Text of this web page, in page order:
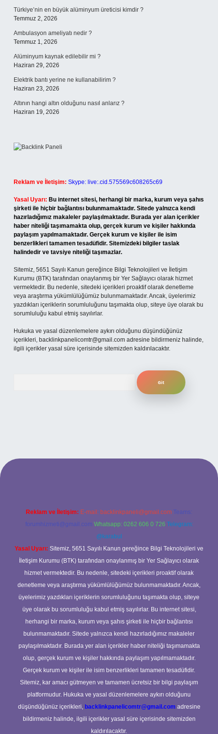
Türkiye’nin en büyük alüminyum üreticisi kimdir ?
Temmuz 2, 2026
Ambulasyon ameliyatı nedir ?
Temmuz 1, 2026
Alüminyum kaynak edilebilir mi ?
Haziran 29, 2026
Elektrik bantı yerine ne kullanabilirim ?
Haziran 23, 2026
Altının hangi altın olduğunu nasıl anlarız ?
Haziran 19, 2026
Reklam ve İletişim: Skype: live:.cid.575569c608265c69
Yasal Uyarı: Bu internet sitesi, herhangi bir marka, kurum veya şahıs
şirketi ile hiçbir bağlantısı bulunmamaktadır. Sitede yalnızca kendi
hazırladığımız makaleler paylaşılmaktadır. Burada yer alan içerikler
haber niteliği taşımamakta olup, gerçek kurum ve kişiler hakkında
paylaşım yapılmamaktadır. Gerçek kurum ve kişiler ile isim
benzerlikleri tamamen tesadüfidir. Sitemizdeki bilgiler taslak
halindedir ve tavsiye niteliği taşımazlar.
Sitemiz, 5651 Sayılı Kanun gereğince Bilgi Teknolojileri ve İletişim
Kurumu (BTK) tarafından onaylanmış bir Yer Sağlayıcı olarak hizmet
vermektedir. Bu nedenle, sitedeki içerikleri proaktif olarak denetleme
veya araştırma yükümlülüğümüz bulunmamaktadır. Ancak, üyelerimiz
yazdıkları içeriklerin sorumluluğunu taşımakta olup, siteye üye olarak bu
sorumluluğu kabul etmiş sayılırlar.
Hukuka ve yasal düzenlemelere aykırı olduğunu düşündüğünüz
içerikleri, backlinkpanelicomtr@gmail.com adresine bildirmeniz halinde,
ilgili içerikler yasal süre içerisinde sitemizden kaldırılacaktır.
Reklam ve İletişim: E-mail: backlinkpaneli@gmail.com Teams:
forumhizmeti@gmail.com Whatsapp: 0262 606 0 726 Telegram:
@karabul
Yasal Uyarı: Sitemiz, 5651 Sayılı Kanun gereğince Bilgi Teknolojileri ve
İletişim Kurumu (BTK) tarafından onaylanmış bir Yer Sağlayıcı olarak
hizmet vermektedir. Bu nedenle, sitedeki içerikleri proaktif olarak
denetleme veya araştırma yükümlülüğümüz bulunmamaktadır. Ancak,
üyelerimiz yazdıkları içeriklerin sorumluluğunu taşımakta olup, siteye
üye olarak bu sorumluluğu kabul etmiş sayılırlar. Bu internet sitesi,
herhangi bir marka, kurum veya şahıs şirketi ile hiçbir bağlantısı
bulunmamaktadır. Sitede yalnızca kendi hazırladığımız makaleler
paylaşılmaktadır. Burada yer alan içerikler haber niteliği taşımamakta
olup, gerçek kurum ve kişiler hakkında paylaşım yapılmamaktadır.
Gerçek kurum ve kişiler ile isim benzerlikleri tamamen tesadüfidir.
Sitemiz, kar amacı gütmeyen ve tamamen ücretsiz bir bilgi paylaşım
platformudur. Hukuka ve yasal düzenlemelere aykırı olduğunu
düşündüğünüz içerikleri, backlinkpanelicomtr@gmail.com adresine
bildirmeniz halinde, ilgili içerikler yasal süre içerisinde sitemizden
kaldırılacaktır.